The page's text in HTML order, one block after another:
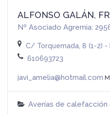
ALFONSO GALÁN,
Nº Asociado Agremia:
C/ Torquemada, 8 (1-2) -
610693723
javi_amelia@hotmail.com
Averías de calefacción